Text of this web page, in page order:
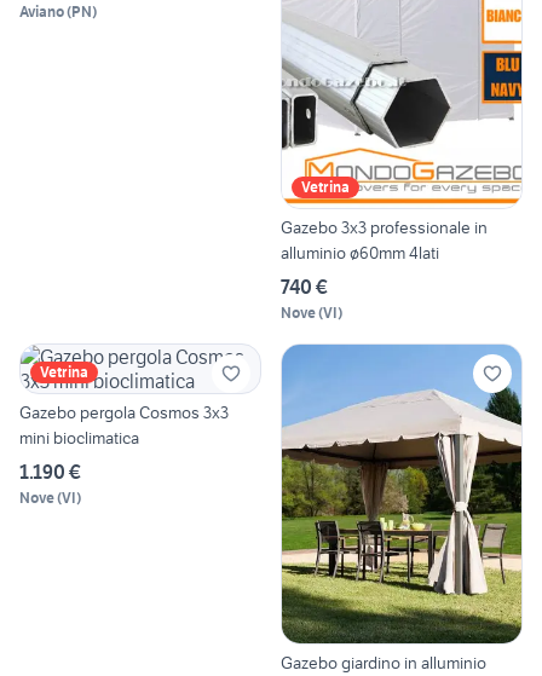
Aviano(PN)
Vetrina
Gazebo 3x3 professionale in
alluminio ø60mm 4lati
740 €
Nove(VI)
Vetrina
Gazebo pergola Cosmos 3x3
mini bioclimatica
1.190 €
Nove(VI)
Gazebo giardino in alluminio